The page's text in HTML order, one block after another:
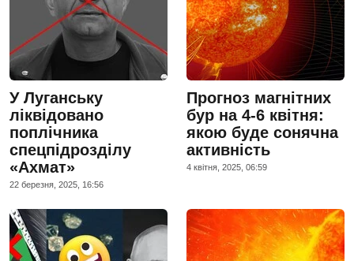
У Луганську
ліквідовано
поплічника
спецпідрозділу
«Ахмат»
22 березня, 2025, 16:56
Прогноз магнітних
бур на 4-6 квітня:
якою буде сонячна
активність
4 квiтня, 2025, 06:59